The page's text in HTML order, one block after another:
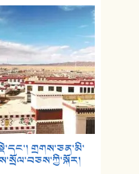
གྲགས་ཅན་མི་